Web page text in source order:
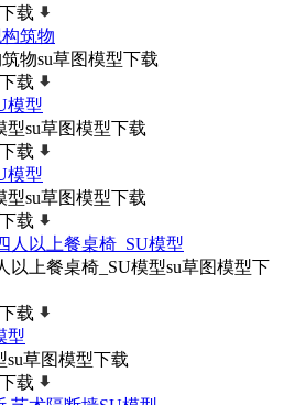
下载
物su草图模型下载
下载
su草图模型下载
下载
su草图模型下载
下载
以上餐桌椅_SU模型su草图模型下
下载
su草图模型下载
下载